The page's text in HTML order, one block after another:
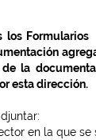
los
la
esta dirección.
en la que